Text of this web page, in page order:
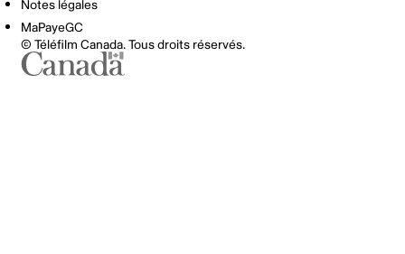
Notes légales
MaPayeGC
© Téléfilm Canada. Tous droits réservés.